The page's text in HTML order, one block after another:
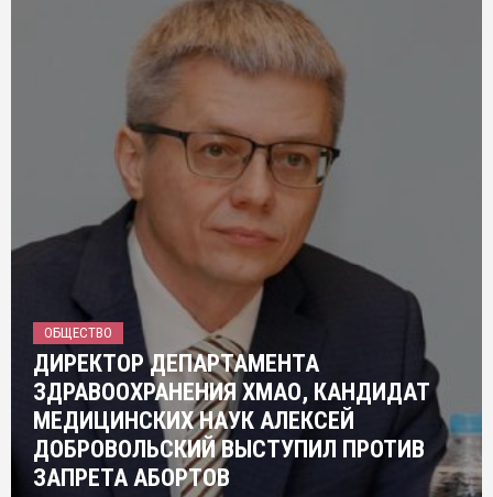
ОБЩЕСТВО
ДИРЕКТОР ДЕПАРТАМЕНТА
ЗДРАВООХРАНЕНИЯ ХМАО, КАНДИДАТ
МЕДИЦИНСКИХ НАУК АЛЕКСЕЙ
ДОБРОВОЛЬСКИЙ ВЫСТУПИЛ ПРОТИВ
ЗАПРЕТА АБОРТОВ